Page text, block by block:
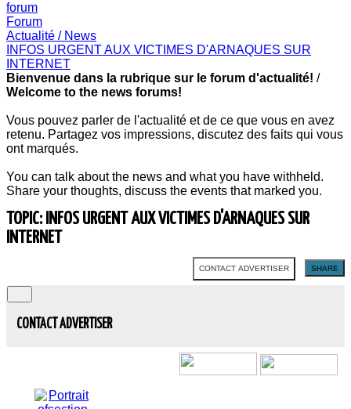
forum
Forum
Actualité / News
INFOS URGENT AUX VICTIMES D'ARNAQUES SUR
INTERNET
Bienvenue dans la rubrique sur le forum d'actualité! /
Welcome to the news forums!
Vous pouvez parler de l'actualité et de ce que vous en avez
retenu. Partagez vos impressions, discutez des faits qui vous
ont marqués.
You can talk about the news and what you have withheld.
Share your thoughts, discuss the events that marked you.
TOPIC: INFOS URGENT AUX VICTIMES D'ARNAQUES SUR
INTERNET
CONTACT ADVERTISER SHARE
CONTACT ADVERTISER